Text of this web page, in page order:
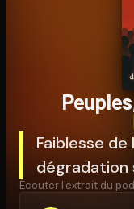
Faiblesse
dégradation
Écouter l'extrait du